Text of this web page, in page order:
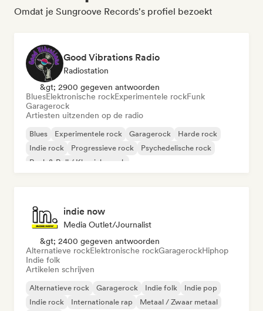
Omdat je Sungroove Records's profiel bezoekt
Good Vibrations Radio
Radiostation
&gt; 2900 gegeven antwoorden
BluesElektronische rockExperimentele rockFunk
Garagerock
Artiesten uitzenden op de radio
Blues Experimentele rock Garagerock
Harde rock
Indie rock
Progressieve rock
Psychedelische rock
Rock & Roll / Klassieke rock
indie now
Media Outlet/Journalist
&gt; 2400 gegeven antwoorden
Alternatieve rockElektronische rockGaragerockHiphop
Indie folk
Artikelen schrijven
Alternatieve rock Garagerock Indie folk
Indie pop
Indie rock
Internationale rap
Metaal / Zwaar metaal